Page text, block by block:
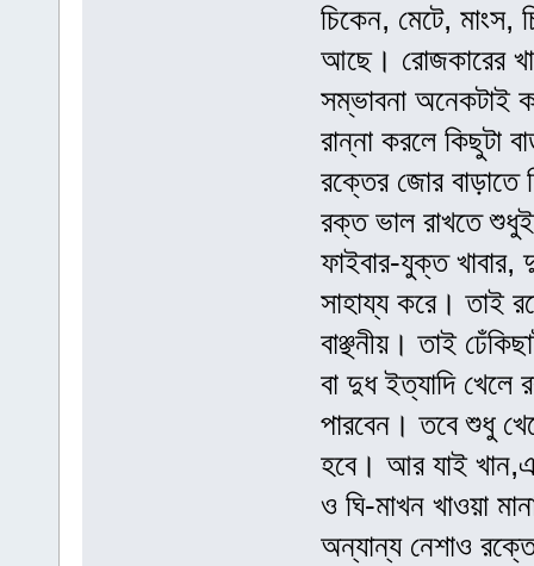
চিকেন, মেটে, মাংস,
আছে। রোজকারের
সম্ভাবনা অনেকটাই
রান্না করলে কিছুটা
রক্তের জোর বাড়াতে
রক্ত ভাল রাখতে
ফাইবার-যুক্ত খাবার,
সাহায্য করে। তাই
বাঞ্ছনীয়। তাই
বা দুধ ইত্যাদি খেলে
পারবেন। তবে শুধু
হবে। আর যাই
ও ঘি-মাখন খাওয়া
অন্যান্য নেশাও